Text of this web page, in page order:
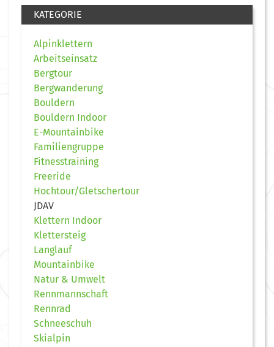
KATEGORIE
Alpinklettern
Arbeitseinsatz
Bergtour
Bergwanderung
Bouldern
Bouldern Indoor
E-Mountainbike
Familiengruppe
Fitnesstraining
Freeride
Hochtour/Gletschertour
JDAV
Klettern Indoor
Klettersteig
Langlauf
Mountainbike
Natur & Umwelt
Rennmannschaft
Rennrad
Schneeschuh
Skialpin